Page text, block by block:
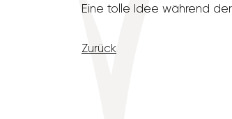
Eine tolle Idee während
Zurück